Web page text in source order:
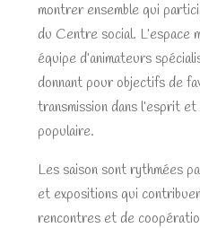
montrer ensemble qui
du Centre social. L’espace
équipe d’animateurs
donnant pour objectifs de
transmission dans l’esprit
populaire.
Les saison sont rythmées
et expositions qui
rencontres et de